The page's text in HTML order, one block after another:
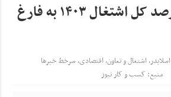
اختصاص ۲۵ درصد کل اشتغال ۱۴۰۳ به فارغ
اسلایدر,اشتغال و تعاون,اقتصادی,سرخط خبرها
منبع: کسب و کار نیوز